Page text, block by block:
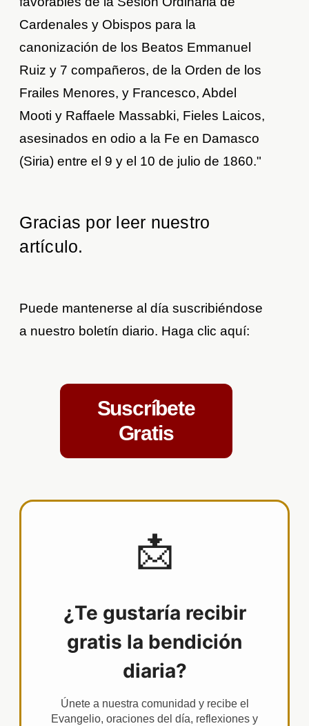
Cardenales y Obispos para la
canonización de los Beatos Emmanuel
Ruiz y 7 compañeros, de la Orden de los
Frailes Menores, y Francesco, Abdel
Mooti y Raffaele Massabki, Fieles Laicos,
asesinados en odio a la Fe en Damasco
(Siria) entre el 9 y el 10 de julio de 1860."
Gracias por leer nuestro
artículo.
Puede mantenerse al día suscribiéndose
a nuestro boletín diario. Haga clic aquí:
Suscríbete
Gratis
📩
¿Te gustaría recibir
gratis la bendición
diaria?
Únete a nuestra comunidad y recibe el
Evangelio, oraciones del día, reflexiones y